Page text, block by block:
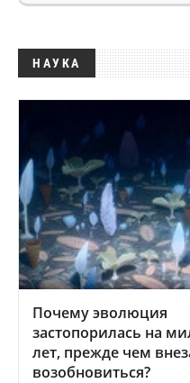
НАУКА
Почему эволюция
застопорилась на
лет, прежде чем
возобновиться?